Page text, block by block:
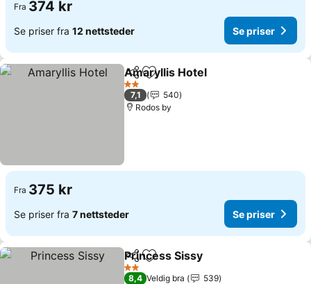
Fra 374 kr
Se priser fra 12 nettsteder Se priser
Del Legg til i favoritter
Amaryllis Hotel
2 Stjerner
7,1
540
Rodos by
Fra 375 kr
Se priser fra 7 nettsteder Se priser
Del Legg til i favoritter
Princess Sissy
2 Stjerner
8,4 Veldig bra
539